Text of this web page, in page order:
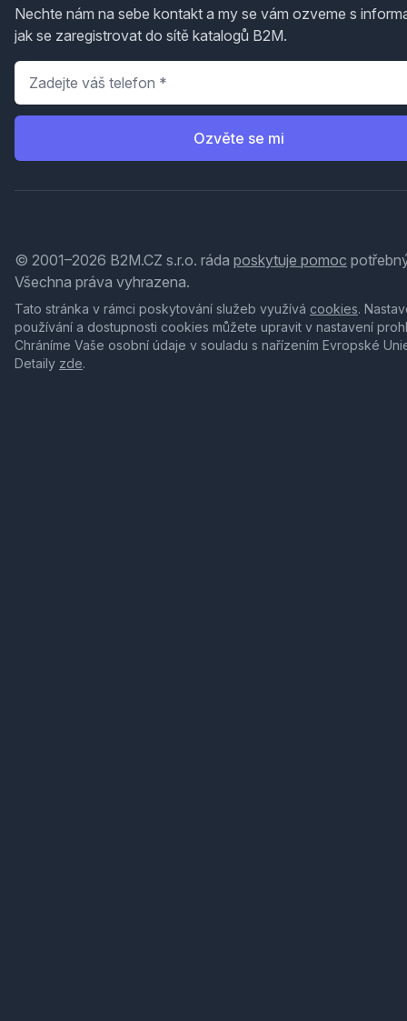
Nechte nám na sebe kontakt a my se vám ozveme s
jak se zaregistrovat do sítě katalogů B2M.
Telefon
Ozvěte se mi
© 2001–2026 B2M.CZ s.r.o. ráda poskytuje pomoc
Všechna práva vyhrazena.
Tato stránka v rámci poskytování služeb využívá cookies.
používání a dostupnosti cookies můžete upravit v nastavení
Chráníme Vaše osobní údaje v souladu s nařízením Evropské
Detaily zde.